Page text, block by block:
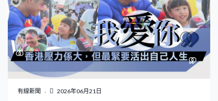
有線新聞 2026年06月21日